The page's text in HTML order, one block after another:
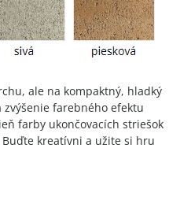
ale na kompaktný, hladký
farebného efektu
farby ukončovacích striešok
kreatívni a užite si hru